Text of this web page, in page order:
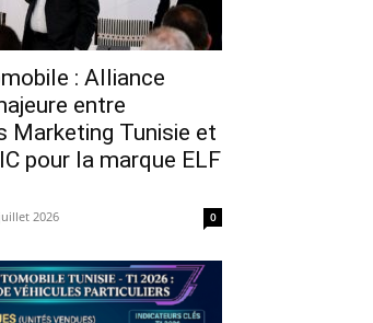
: Alliance
entre
Marketing Tunisie et
pour la marque ELF
2026 0